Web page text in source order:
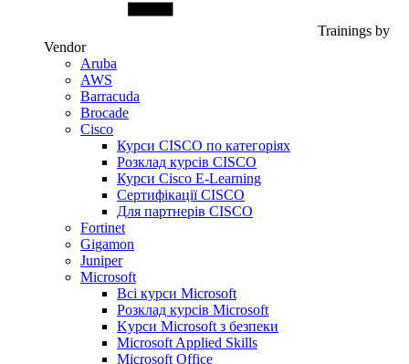
Trainings by
Vendor
Aruba
AWS
Barracuda
Brocade
Cisco
Курси CISCO по категоріях
Розклад курсів CISCO
Курси Cisco E-Learning
Сертифікації CISCO
Для партнерів CISCO
Fortinet
Gigamon
Juniper
Microsoft
Всі курси Microsoft
Розклад курсів Microsoft
Kyрси Microsoft з безпеки
Microsoft Applied Skills
Microsoft Office